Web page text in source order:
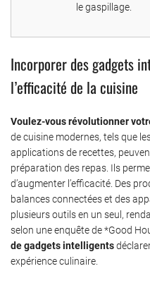
le gaspillage.
Incorporer des gadgets
l’efficacité de la cuisine
Voulez-vous révolutionner
de cuisine modernes, tels que
applications de recettes,
préparation des repas. Ils
d’augmenter l’efficacité. Des
balances connectées et des
plusieurs outils en un seul,
selon une enquête de *Good
de gadgets intelligents
expérience culinaire.